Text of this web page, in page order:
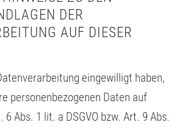
DER
AUF DIESER
eingewilligt haben,
personenbezogenen Daten auf
6 Abs. 1 lit. a DSGVO bzw. Art. 9 Abs.